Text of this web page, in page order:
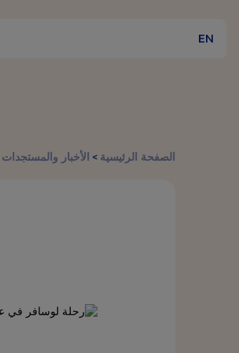
EN
الصفحة الرئيسية > الأخبار والمستجدات